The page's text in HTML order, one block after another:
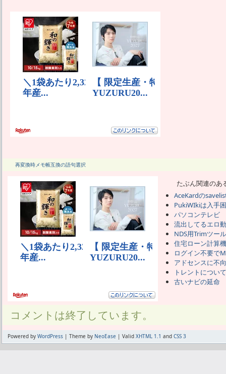
再変換時メモ帳互換の語句選択
たぶん関連のあ
AceKardの
PukiWIkiは入手
パソコンテレビ
流出してるエロ
NDS用Trimツール
住宅ローン計算
ログイン不要で
アドセンスに不
トレントについ
古いナビの延命
コメントは終了しています。
Powered by WordPress | Theme by NeoEase | Valid XHTML 1.1 and CSS 3